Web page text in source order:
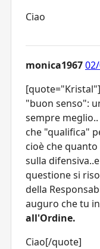
Ciao
monica1967
"buon senso":
sempre
che "qualifica"
cioè che
sulla
questione si
della
auguro che tu
all'Ordine.
Ciao[/quote]